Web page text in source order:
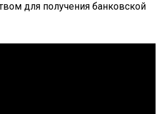
для получения банковской